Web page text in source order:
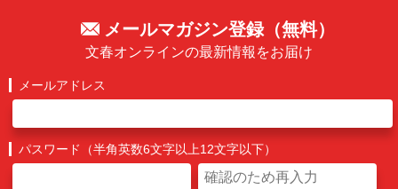
メールマガジン登録（無料）
文春オンラインの最新情報をお届け
メールアドレス
パスワード（半角英数6文字以上12文字以下）